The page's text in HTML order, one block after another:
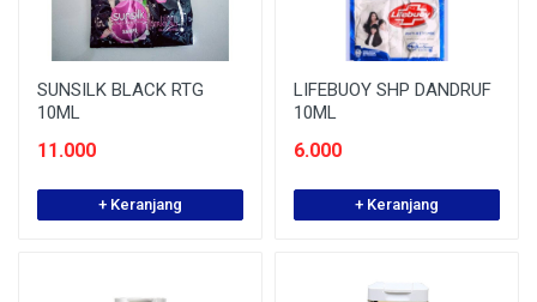
SUNSILK BLACK RTG
10ML
11.000
+ Keranjang
LIFEBUOY SHP DANDRUF
10ML
6.000
+ Keranjang